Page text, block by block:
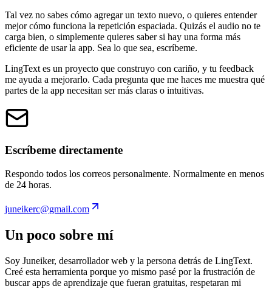
Tal vez no sabes cómo agregar un texto nuevo, o quieres entender
mejor cómo funciona la repetición espaciada. Quizás el audio no te
carga bien, o simplemente quieres saber si hay una forma más
eficiente de usar la app. Sea lo que sea, escríbeme.
LingText es un proyecto que construyo con cariño, y tu feedback
me ayuda a mejorarlo. Cada pregunta que me haces me muestra qué
partes de la app necesitan ser más claras o intuitivas.
Escríbeme directamente
Respondo todos los correos personalmente. Normalmente en menos
de 24 horas.
juneikerc@gmail.com
Un poco sobre mí
Soy Juneiker, desarrollador web y la persona detrás de LingText.
Creé esta herramienta porque yo mismo pasé por la frustración de
buscar apps de aprendizaje que fueran gratuitas, respetaran mi